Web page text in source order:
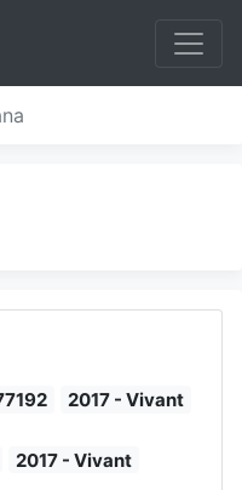
2017 - Vivant
2017 - Vivant